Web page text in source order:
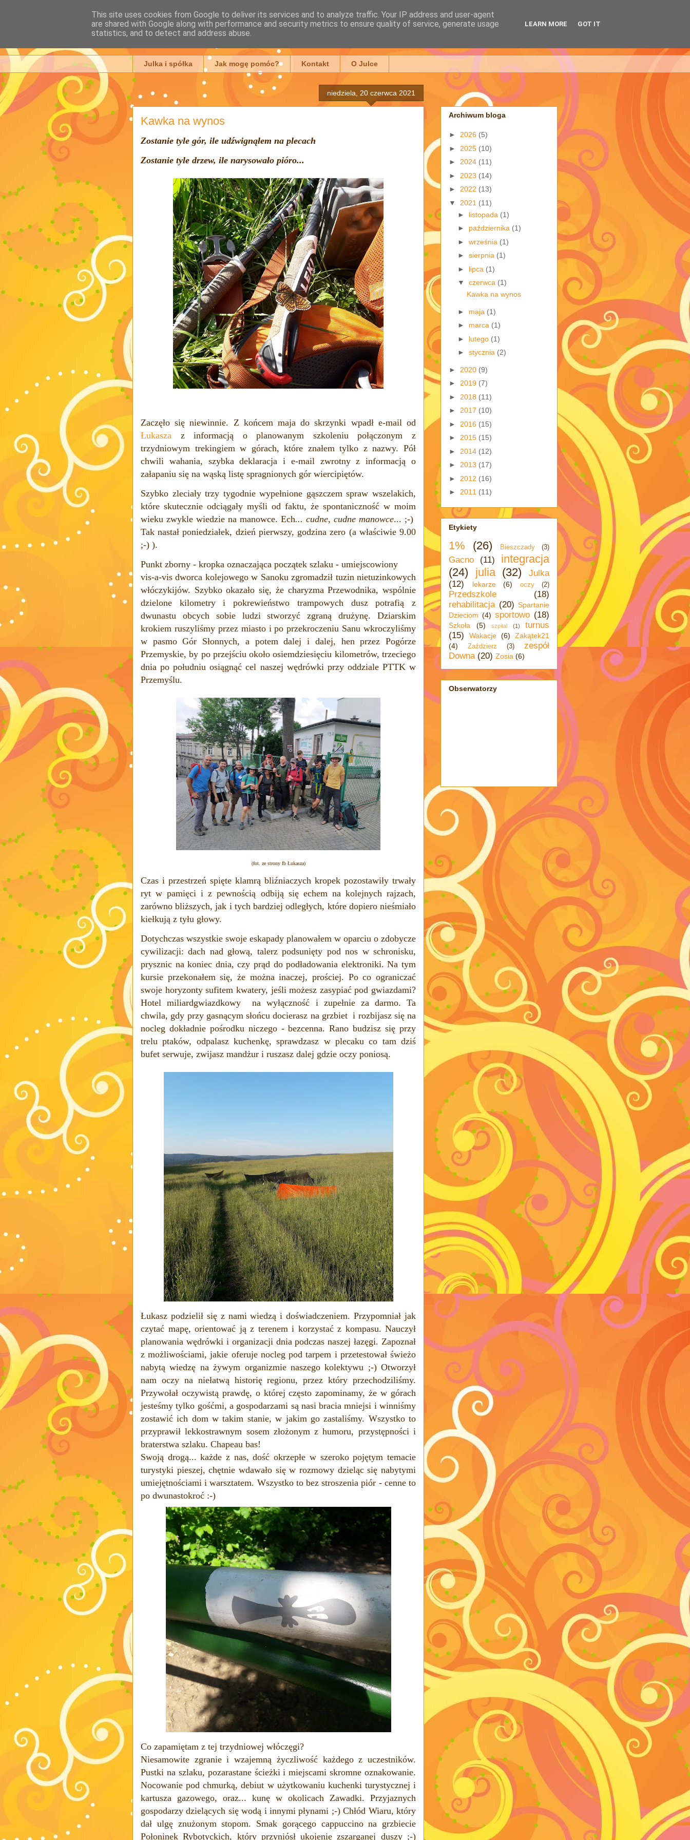
Julia Adamowska
Julka i spółka Jak mogę pomóc? Kontakt O Julce
niedziela, 20 czerwca 2021
Kawka na wynos
Zostanie tyle gór, ile udźwignąłem na plecach
Zostanie tyle drzew, ile narysowało pióro...
Zaczęło się niewinnie. Z końcem maja do skrzynki wpadł e-mail od
Łukasza z informacją o planowanym szkoleniu połączonym z
trzydniowym trekingiem w górach, które znałem tylko z nazwy. Pół
chwili wahania, szybka deklaracja i e-mail zwrotny z informacją o
załapaniu się na wąską listę spragnionych gór wiercipiętów.
Szybko zleciały trzy tygodnie wypełnione gąszczem spraw wszelakich,
które skutecznie odciągały myśli od faktu, że spontaniczność w moim
wieku zwykle wiedzie na manowce. Ech... cudne, cudne manowce... ;-)
Tak nastał poniedziałek, dzień pierwszy, godzina zero (a właściwie 9.00
;-) ).
Punkt zborny - kropka oznaczająca początek szlaku - umiejscowiony
vis-a-vis dworca kolejowego w Sanoku zgromadził tuzin nietuzinkowych
włóczykijów. Szybko okazało się, że charyzma Przewodnika, wspólnie
dzielone kilometry i pokrewieństwo trampowych dusz potrafią z
dwunastu obcych sobie ludzi stworzyć zgraną drużynę. Dziarskim
krokiem ruszyliśmy przez miasto i po przekroczeniu Sanu wkroczyliśmy
w pasmo Gór Słonnych, a potem dalej i dalej, hen przez Pogórze
Przemyskie, by po przejściu około osiemdziesięciu kilometrów, trzeciego
dnia po południu osiągnąć cel naszej wędrówki przy oddziale PTTK w
Przemyślu.
(fot. ze strony fb Łukasza)
Czas i przestrzeń spięte klamrą bliźniaczych kropek pozostawiły trwały
ryt w pamięci i z pewnością odbiją się echem na kolejnych rajzach,
zarówno bliższych, jak i tych bardziej odległych, które dopiero nieśmiało
kiełkują z tyłu głowy.
Dotychczas wszystkie swoje eskapady planowałem w oparciu o zdobycze
cywilizacji: dach nad głową, talerz podsunięty pod nos w schronisku,
prysznic na koniec dnia, czy prąd do podładowania elektroniki. Na tym
kursie przekonałem się, że można inaczej, prościej. Po co ograniczać
swoje horyzonty sufitem kwatery, jeśli możesz zasypiać pod gwiazdami?
Hotel miliardgwiazdkowy na wyłączność i zupełnie za darmo. Ta
chwila, gdy przy gasnącym słońcu docierasz na grzbiet i rozbijasz się na
nocleg dokładnie pośrodku niczego - bezcenna. Rano budzisz się przy
trelu ptaków, odpalasz kuchenkę, sprawdzasz w plecaku co tam dziś
bufet serwuje, zwijasz mandżur i ruszasz dalej gdzie oczy poniosą.
Łukasz podzielił się z nami wiedzą i doświadczeniem. Przypomniał jak
czytać mapę, orientować ją z terenem i korzystać z kompasu. Nauczył
planowania wędrówki i organizacji dnia podczas naszej łazęgi. Zapoznał
z możliwościami, jakie oferuje nocleg pod tarpem i przetestował świeżo
nabytą wiedzę na żywym organizmie naszego kolektywu ;-) Otworzył
nam oczy na niełatwą historię regionu, przez który przechodziliśmy.
Przywołał oczywistą prawdę, o której często zapominamy, że w górach
jesteśmy tylko gośćmi, a gospodarzami są nasi bracia mniejsi i winniśmy
zostawić ich dom w takim stanie, w jakim go zastaliśmy. Wszystko to
przyprawił lekkostrawnym sosem złożonym z humoru, przystępności i
braterstwa szlaku. Chapeau bas!
Swoją drogą... każde z nas, dość okrzepłe w szeroko pojętym temacie
turystyki pieszej, chętnie wdawało się w rozmowy dzieląc się nabytymi
umiejętnościami i warsztatem. Wszystko to bez stroszenia piór - cenne to
po dwunastokroć :-)
Co zapamiętam z tej trzydniowej włóczęgi?
Niesamowite zgranie i wzajemną życzliwość każdego z uczestników.
Pustki na szlaku, pozarastane ścieżki i miejscami skromne oznakowanie.
Nocowanie pod chmurką, debiut w użytkowaniu kuchenki turystycznej i
kartusza gazowego, oraz... kunę w okolicach Zawadki. Przyjaznych
gospodarzy dzielących się wodą i innymi płynami ;-) Chłód Wiaru, który
dał ulgę znużonym stopom. Smak gorącego cappuccino na grzbiecie
Połoninek Rybotyckich, który przyniósł ukojenie zszarganej duszy ;-)
Archiwum bloga
► 2026 (5)
► 2025 (10)
► 2024 (11)
► 2023 (14)
► 2022 (13)
▼ 2021 (11)
► listopada (1)
► października (1)
► września (1)
► sierpnia (1)
► lipca (1)
▼ czerwca (1)
Kawka na wynos
► maja (1)
► marca (1)
► lutego (1)
► stycznia (2)
► 2020 (9)
► 2019 (7)
► 2018 (11)
► 2017 (10)
► 2016 (15)
► 2015 (15)
► 2014 (12)
► 2013 (17)
► 2012 (16)
► 2011 (11)
Etykiety
1% (26) Bieszczady (3)
Gacno (11)
integracja
(24)
julia (32)
Julka
(12)
lekarze (6) oczy (2)
Przedszkole
(18)
rehabilitacja (20) Spartanie
Dzieciom (4) sportowo (18)
Szkoła (5) szpital (1)
turnus
(15)
Wakacje (6)
Zakątek21
(4)
Zaździerz (3)
zespół
Downa (20) Zosia (6)
Obserwatorzy
This site uses cookies from Google to deliver its services and to analyze traffic. Your IP address and user-agent
are shared with Google along with performance and security metrics to ensure quality of service, generate usage
statistics, and to detect and address abuse.
LEARN MORE GOT IT